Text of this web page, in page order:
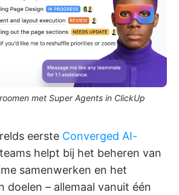
met Super Agents in ClickUp
eerste Converged AI-
helpt bij het beheren van
samenwerken en het
doelen – allemaal vanuit één